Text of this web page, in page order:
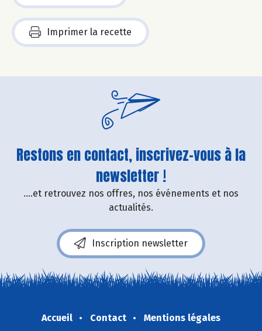
Imprimer la recette
Restons en contact, inscrivez-vous à la
newsletter !
....et retrouvez nos offres, nos événements et nos
actualités.
Inscription newsletter
Accueil Contact
Mentions légales